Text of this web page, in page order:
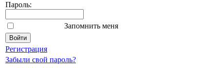
Пароль:
Запомнить меня
Регистрация
Забыли свой пароль?